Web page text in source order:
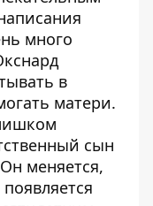
много
в
матери.
сын
меняется,